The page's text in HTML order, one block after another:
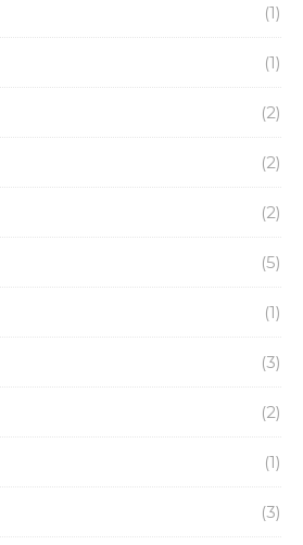
(1)
(1)
(2)
(2)
(2)
(5)
(1)
(3)
(2)
(1)
(3)